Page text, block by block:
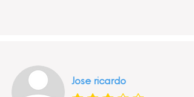
Jose ricardo